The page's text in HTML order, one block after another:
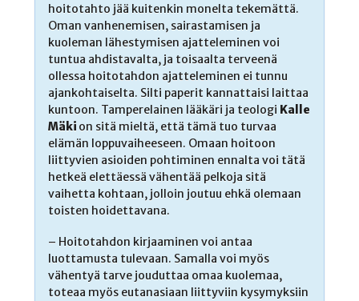
hoitotahto jää kuitenkin monelta tekemättä.
Oman vanhenemisen, sairastamisen ja
kuoleman lähestymisen ajatteleminen voi
tuntua ahdistavalta, ja toisaalta terveenä
ollessa hoitotahdon ajatteleminen ei tunnu
ajankohtaiselta. Silti paperit kannattaisi laittaa
kuntoon. Tamperelainen lääkäri ja teologi Kalle
Mäki on sitä mieltä, että tämä tuo turvaa
elämän loppuvaiheeseen. Omaan hoitoon
liittyvien asioiden pohtiminen ennalta voi tätä
hetkeä elettäessä vähentää pelkoja sitä
vaihetta kohtaan, jolloin joutuu ehkä olemaan
toisten hoidettavana.
– Hoitotahdon kirjaaminen voi antaa
luottamusta tulevaan. Samalla voi myös
vähentyä tarve jouduttaa omaa kuolemaa,
toteaa myös eutanasiaan liittyviin kysymyksiin